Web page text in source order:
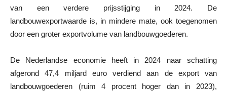
van een verdere prijsstijging in 2024. De
landbouwexportwaarde is, in mindere mate, ook toegenomen
door een groter exportvolume van landbouwgoederen.
De Nederlandse economie heeft in 2024 naar schatting
afgerond 47,4 miljard euro verdiend aan de export van
landbouwgoederen (ruim 4 procent hoger dan in 2023),